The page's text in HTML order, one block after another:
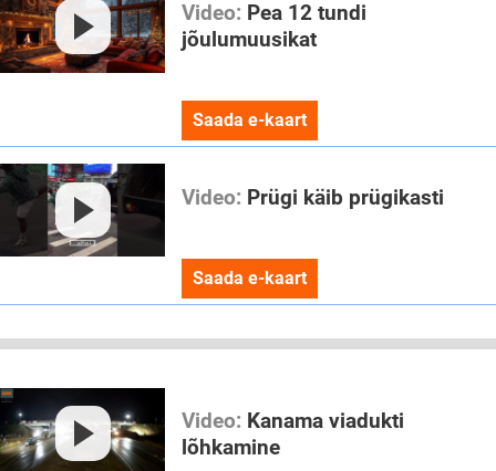
Video: Pea 12 tundi
jõulumuusikat
Saada e-kaart
Video: Prügi käib prügikasti
Saada e-kaart
Video: Kanama viadukti
lõhkamine